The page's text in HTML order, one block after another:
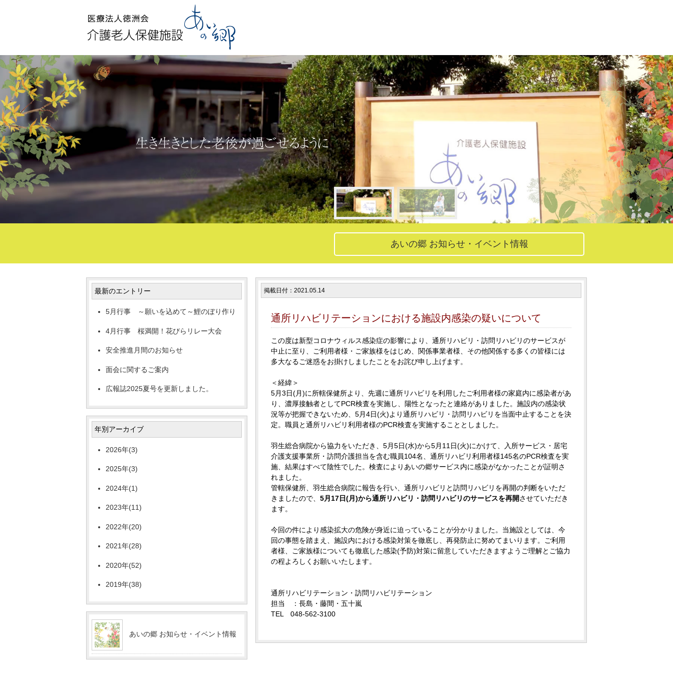
あいの郷 お知らせ・イベント情報
掲載日付：2021.05.14
通所リハビリテーションにおける施設内感染の疑いについて
この度は新型コロナウィルス感染症の影響により、通所リハビリ・訪問リハビリのサービスが
中止に至り、ご利用者様・ご家族様をはじめ、関係事業者様、その他関係する多くの皆様には
多大なるご迷惑をお掛けしましたことをお詫び申し上げます。
＜経緯＞
5月3日(月)に所轄保健所より、先週に通所リハビリを利用したご利用者様の家庭内に感染者があ
り、濃厚接触者としてPCR検査を実施し、陽性となったと連絡がありました。施設内の感染状
況等が把握できないため、5月4日(火)より通所リハビリ・訪問リハビリを当面中止することを決
定。職員と通所リハビリ利用者様のPCR検査を実施することとしました。
羽生総合病院から協力をいただき、5月5日(水)から5月11日(火)にかけて、入所サービス・居宅
介護支援事業所・訪問介護担当を含む職員104名、通所リハビリ利用者様145名のPCR検査を実
施、結果はすべて陰性でした。検査によりあいの郷サービス内に感染がなかったことが証明さ
れました。
管轄保健所、羽生総合病院に報告を行い、通所リハビリと訪問リハビリを再開の判断をいただ
きましたので、 5月17日(月)から通所リハビリ・訪問リハビリのサービスを再開させていただき
ます。
今回の件により感染拡大の危険が身近に迫っていることが分かりました。当施設としては、今
回の事態を踏まえ、施設内における感染対策を徹底し、再発防止に努めてまいります。ご利用
者様、ご家族様についても徹底した感染(予防)対策に留意していただきますようご理解とご協力
の程よろしくお願いいたします。
通所リハビリテーション・訪問リハビリテーション
担当 ：長島・藤間・五十嵐
TEL 048-562-3100
最新のエントリー
5月行事 ～願いを込めて～鯉のぼり作り
4月行事 桜満開！花びらリレー大会
安全推進月間のお知らせ
面会に関するご案内
広報誌2025夏号を更新しました。
年別アーカイブ
2026年(3)
2025年(3)
2024年(1)
2023年(11)
2022年(20)
2021年(28)
2020年(52)
2019年(38)
あいの郷 お知らせ・イベント情報